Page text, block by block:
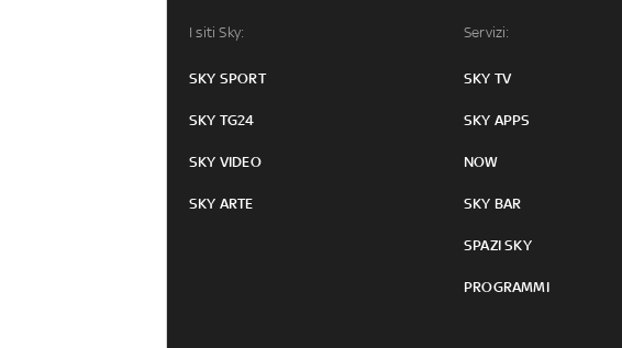
I siti Sky:
SKY SPORT
SKY TG24
SKY VIDEO
SKY ARTE
Servizi:
SKY TV
SKY APPS
NOW
SKY BAR
SPAZI SKY
PROGRAMMI